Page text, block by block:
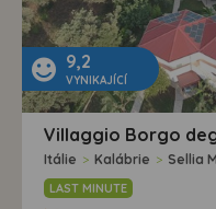
9,2
VYNIKAJÍCÍ
Villaggio Borgo
Itálie > Kalábrie > Sellia
LAST MINUTE